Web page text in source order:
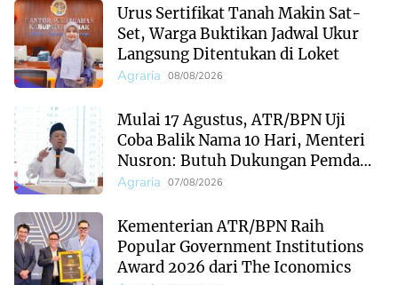
Kementerian
Urus Sertifikat Tanah Makin Sat-
Set, Warga Buktikan Jadwal Ukur
Langsung Ditentukan di Loket
Agraria 08/08/2026
Mulai 17 Agustus, ATR/BPN Uji
Coba Balik Nama 10 Hari, Menteri
Nusron: Butuh Dukungan Pemda
dan PPAT
Agraria 07/08/2026
Kementerian ATR/BPN Raih
Popular Government Institutions
Award 2026 dari The Iconomics